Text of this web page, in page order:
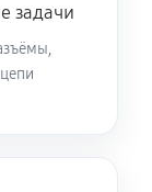
R (2024, 64
задачи